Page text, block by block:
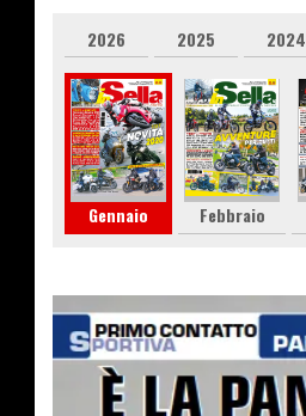
2026 2025 2024
Gennaio Febbraio